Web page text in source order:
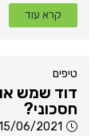
קרא עוד
טיפים
דוד שמש או
חסכוני?
06/2021